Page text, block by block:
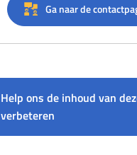
Ga naar de
Help ons de inhoud van
verbeteren